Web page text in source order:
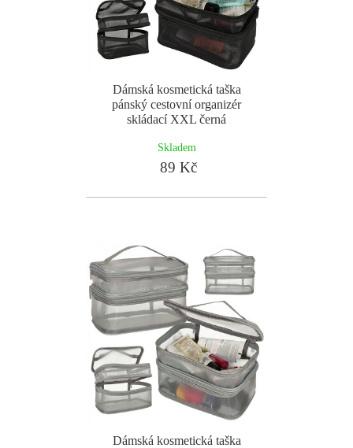
Dámská kosmetická taška
pánský cestovní organizér
skládací XXL černá
Skladem
89 Kč
Dámská kosmetická taška